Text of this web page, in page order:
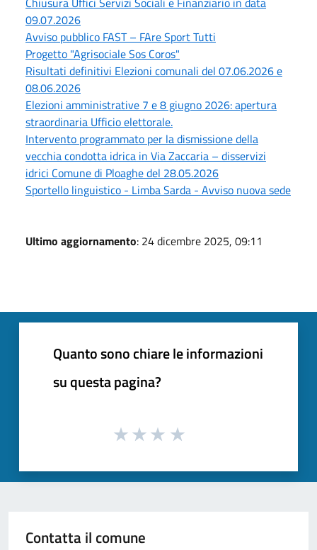
09.07.2026
Avviso pubblico FAST – FAre Sport Tutti
Progetto "Agrisociale Sos Coros"
Risultati definitivi Elezioni comunali del 07.06.2026 e
08.06.2026
Elezioni amministrative 7 e 8 giugno 2026: apertura
straordinaria Ufficio elettorale.
Intervento programmato per la dismissione della
vecchia condotta idrica in Via Zaccaria – disservizi
idrici Comune di Ploaghe del 28.05.2026
Sportello linguistico - Limba Sarda - Avviso nuova sede
Ultimo aggiornamento: 24 dicembre 2025, 09:11
Quanto sono chiare le informazioni
su questa pagina?
Contatta il comune